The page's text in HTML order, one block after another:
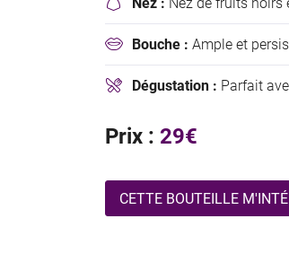

 Bouche : Ample et
 Dégustation : Parfait
Prix : 29€
CETTE BOUTEILLE